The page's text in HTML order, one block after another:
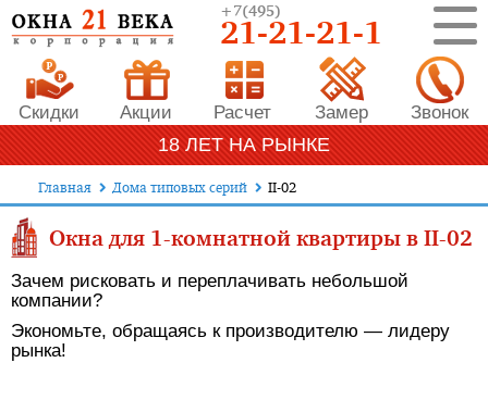
+7(495)
21-21-21-1
Скидки Акции Расчет Замер Звонок
18 ЛЕТ НА РЫНКЕ
Главная Дома типовых серий II-02
Окна для 1-комнатной квартиры в II-02
Зачем рисковать и переплачивать небольшой
компании?
Экономьте, обращаясь к производителю — лидеру
рынка!